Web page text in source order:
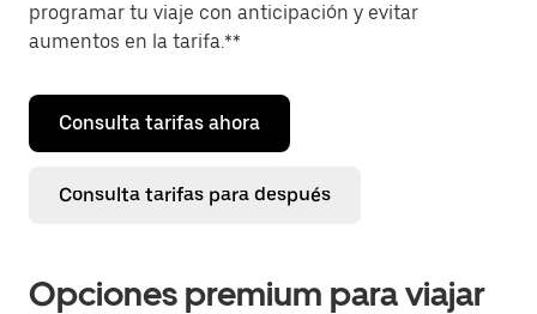
programar tu viaje con anticipación y evitar
aumentos en la tarifa.**
Consulta tarifas ahora
Consulta tarifas para después
Opciones premium para viajar